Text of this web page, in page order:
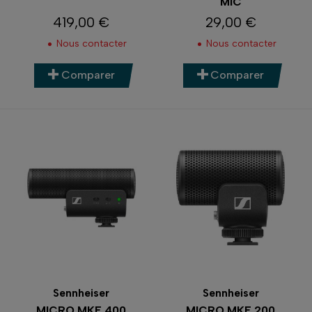
Prix
419,00 €
Nous contacter
Comparer
Prix
29,00 €
Nous contacter
Comparer
Sennheiser Sennheiser